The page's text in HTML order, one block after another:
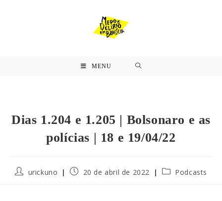
MENU
Dias 1.204 e 1.205 | Bolsonaro e as
polícias | 18 e 19/04/22
urickuno 20 de abril de 2022 Podcasts